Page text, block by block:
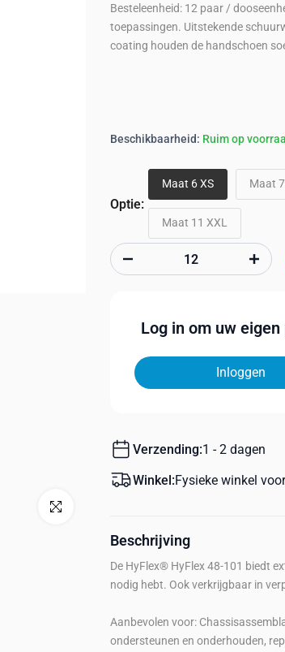
Klik om te vergroten
Besteleenheid: 12 paar /
toepassingen. Uitstekende
coating houden de handschoen
Beschikbaarheid: Ruim op
Optie:
Maat 6 XS Maat
Maat 11 XXL
Log in om uw
Inloggen
Verzending:1 - 2 dagen
Winkel:Fysieke winkel
Beschrijving
De HyFlex® HyFlex 48-101 biedt
nodig hebt. Ook verkrijgbaar in
Aanbevolen voor:
ondersteunen en onderhouden,